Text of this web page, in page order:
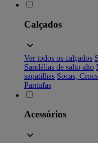
Calçados
Ver todos os calçados
Sandálias de salto alto
sapatilhas Socas, Crocs
Pantufas
Acessórios